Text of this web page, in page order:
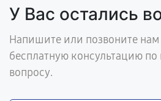
У Вас остались
Напишите или позвоните
бесплатную консультацию
вопросу.